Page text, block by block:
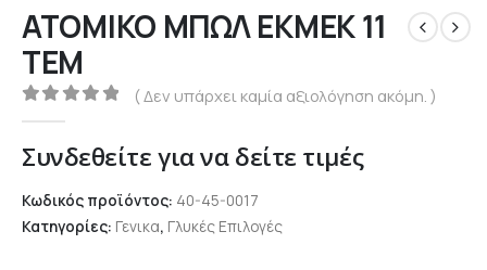
ΑΤΟΜΙΚΟ ΜΠΩΛ ΕΚΜΕΚ 11
ΤΕΜ
0out of 5
( Δεν υπάρχει καμία αξιολόγηση ακόμη. )
Συνδεθείτε για να δείτε τιμές
Κωδικός προϊόντος: 40-45-0017
Κατηγορίες: Γενικα, Γλυκές Επιλογές